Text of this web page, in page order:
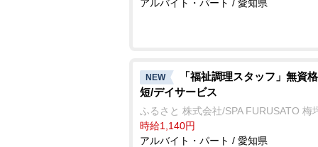
アルバイト・パート / 愛知県
NEW
「福祉調理スタッフ」無資
短/デイサービス
ふるさと 株式会社/SPA FURUSATO 梅
時給1,140円
アルバイト・パート / 愛知県